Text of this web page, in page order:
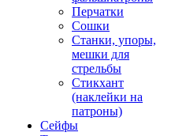
Перчатки
Сошки
Станки, упоры,
мешки для
стрельбы
Стикхант
(наклейки на
патроны)
Сейфы